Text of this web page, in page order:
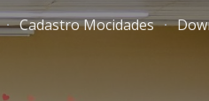
Skip to navigation
Cadastro Mocidades